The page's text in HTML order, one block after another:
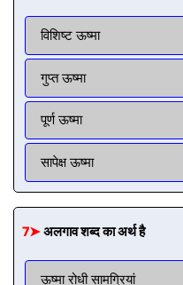
विशिष्ट ऊष्मा
गुप्त ऊष्मा
पूर्ण ऊष्मा
सापेक्ष ऊष्मा
7➤अलगाव शब्द का अर्थ है
ऊष्मा रोधी सामग्रियां